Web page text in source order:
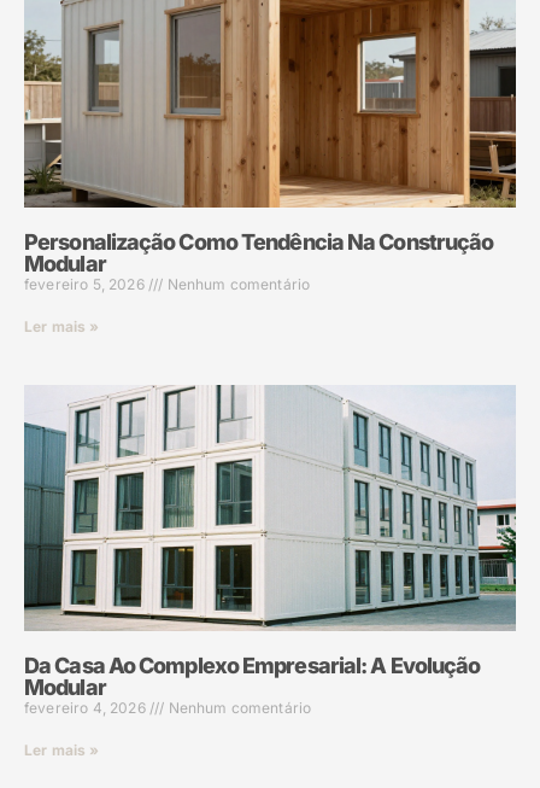
Personalização Como Tendência Na Construção
Modular
fevereiro 5, 2026 Nenhum comentário
Ler mais »
Da Casa Ao Complexo Empresarial: A Evolução
Modular
fevereiro 4, 2026 Nenhum comentário
Ler mais »